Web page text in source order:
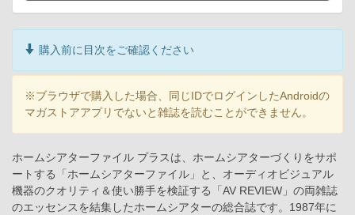
購入前に目次をご確認ください
※ブラウザで購入した場合、同じIDでログインしたAndroidの
マガストアアプリでないと雑誌を読むことができません。
ホームシアターファイル プラスは、ホームシアターづくりをサポ
ートする「ホームシアターファイル」と、オーディオビジュアル
機器のクオリティ＆使い勝手を検証する「AV REVIEW」の両雑誌
のエッセンスを結集したホームシアターの総合誌です。1987年に